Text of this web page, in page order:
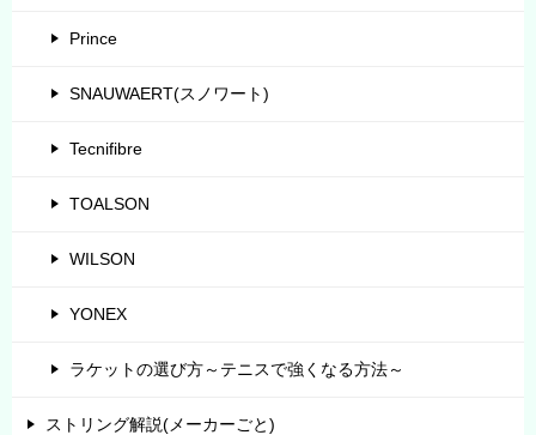
Prince
SNAUWAERT(スノワート)
Tecnifibre
TOALSON
WILSON
YONEX
ラケットの選び方～テニスで強くなる方法～
ストリング解説(メーカーごと)